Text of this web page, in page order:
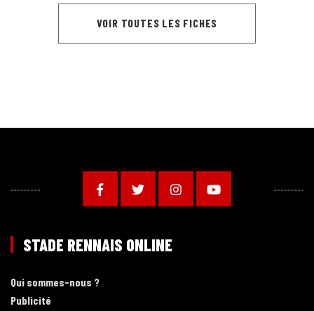
VOIR TOUTES LES FICHES
STADE RENNAIS ONLINE
Qui sommes-nous ?
Publicité